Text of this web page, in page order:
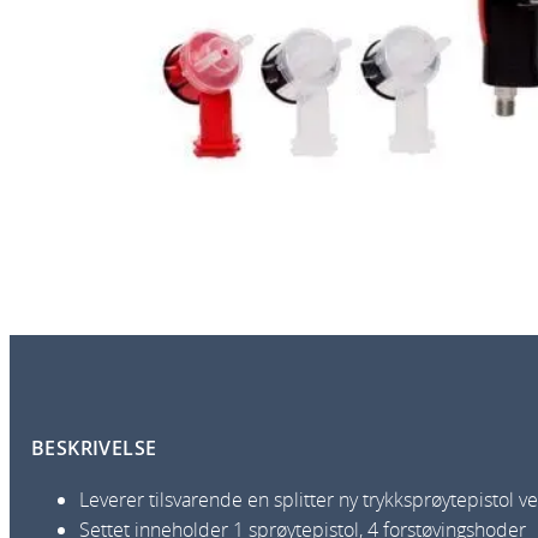
BESKRIVELSE
Leverer tilsvarende en splitter ny trykksprøytepistol
Settet inneholder 1 sprøytepistol, 4 forstøvingshoder